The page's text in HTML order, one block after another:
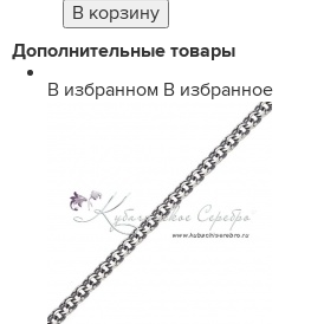
Дополнительные товары
В избранном В избранное